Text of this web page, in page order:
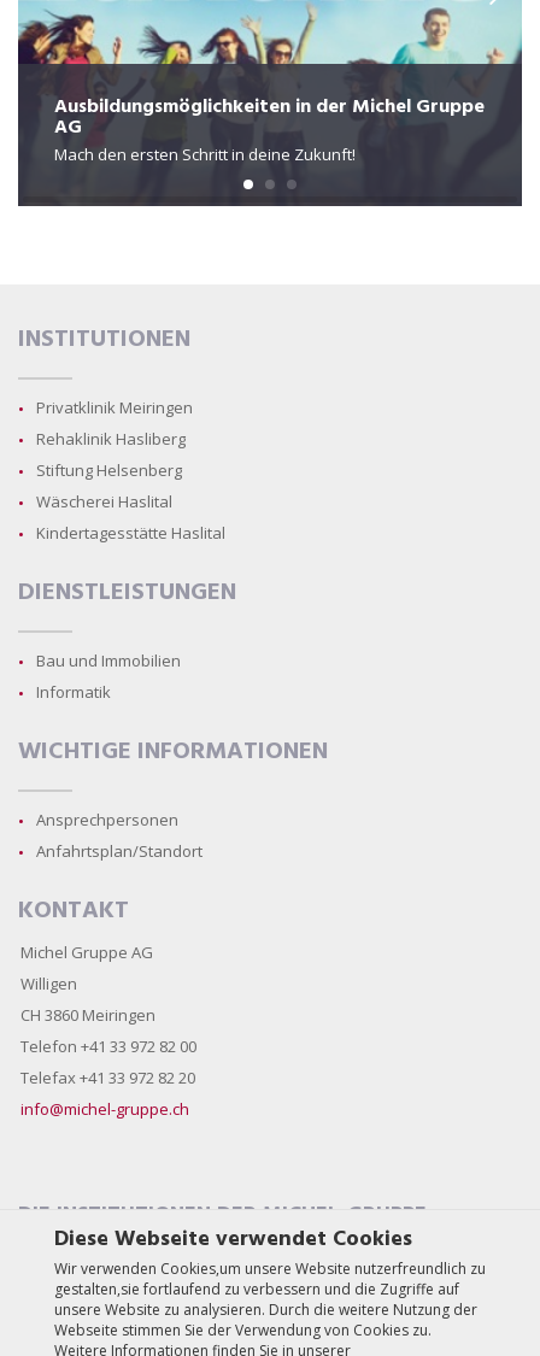
Ausbildungsmöglichkeiten in der Michel Gruppe
AG
Mach den ersten Schritt in deine Zukunft!
INSTITUTIONEN
Privatklinik Meiringen
Rehaklinik Hasliberg
Stiftung Helsenberg
Wäscherei Haslital
Kindertagesstätte Haslital
DIENSTLEISTUNGEN
Bau und Immobilien
Informatik
WICHTIGE INFORMATIONEN
Ansprechpersonen
Anfahrtsplan/Standort
KONTAKT
Michel Gruppe AG
Willigen
CH 3860 Meiringen
Telefon +41 33 972 82 00
Telefax +41 33 972 82 20
info@michel-gruppe.ch
DIE INSTITUTIONEN DER MICHEL-GRUPPE
Diese Webseite verwendet Cookies
Wir verwenden Cookies,um unsere Website nutzerfreundlich zu
gestalten,sie fortlaufend zu verbessern und die Zugriffe auf
unsere Website zu analysieren. Durch die weitere Nutzung der
Webseite stimmen Sie der Verwendung von Cookies zu.
Weitere Informationen finden Sie in unserer